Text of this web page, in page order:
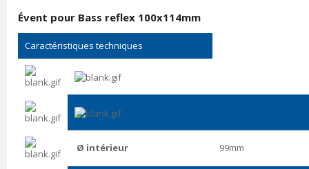
Évent pour Bass reflex 100x114mm
Caractéristiques techniques
Ø intérieur 99mm